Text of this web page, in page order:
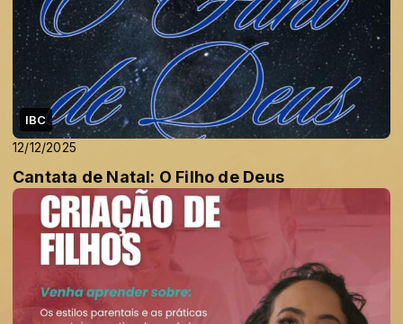
IBC
12/12/2025
Cantata de Natal: O Filho de Deus